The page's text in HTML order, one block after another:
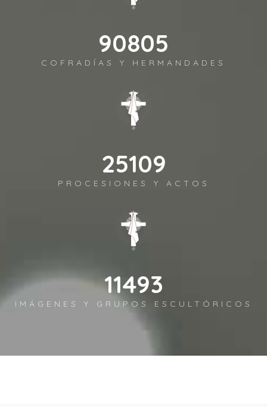
104047
COFRADÍAS Y HERMANDADES
28771
PROCESIONES Y ACTOS
13169
IMÁGENES Y GRUPOS ESCULTÓRICOS